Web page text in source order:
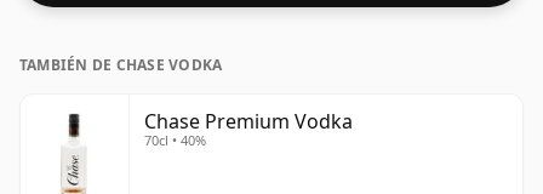
TAMBIÉN DE CHASE VODKA
Chase Premium Vodka
70cl • 40%